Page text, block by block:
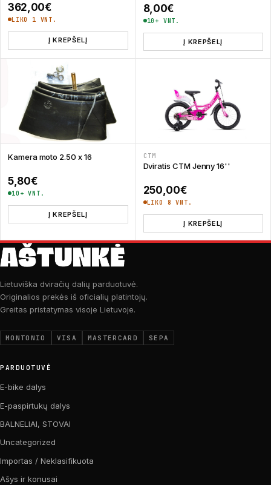
362,00€
LIKO 1 VNT.
Į KREPŠELĮ
8,00€
10+ VNT.
Į KREPŠELĮ
Kamera moto 2.50 x 16
5,80€
10+ VNT.
Į KREPŠELĮ
CTM
Dviratis CTM Jenny 16''
250,00€
LIKO 8 VNT.
Į KREPŠELĮ
Lietuviška dviračių dalių parduotuvė.
Originalios prekės iš oficialių platintojų.
Greitas pristatymas visoje Lietuvoje.
MONTONIO VISA MASTERCARD SEPA
PARDUOTUVĖ
E-bike dalys
E-paspirtukų dalys
BALNELIAI, STOVAI
Uncategorized
Importas / Neklasifikuota
Ašys ir konusai